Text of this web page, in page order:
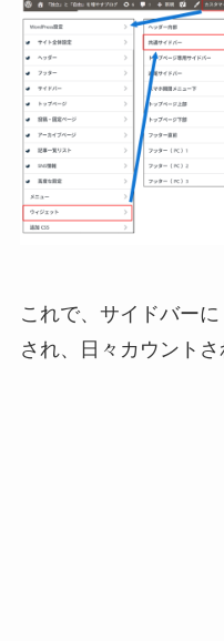
これで、サイドバー
され、日々カウントさ